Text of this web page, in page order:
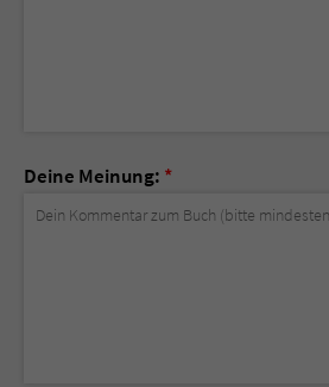
Deine Meinung: *